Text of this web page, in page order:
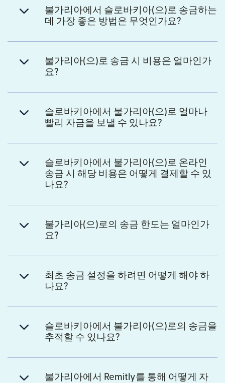
불가리아에서 슬로바키아(으)로 송금하는
데 가장 좋은 방법은 무엇인가요?
불가리아(으)로 송금 시 비용은 얼마인가
요?
슬로바키아에서 불가리아(으)로 얼마나
빨리 자금을 보낼 수 있나요?
슬로바키아에서 불가리아(으)로 온라인
송금 시 해당 비용은 어떻게 결제할 수 있
나요?
불가리아(으)로의 송금 한도는 얼마인가
요?
최초 송금 설정을 하려면 어떻게 해야 하
나요?
슬로바키아에서 불가리아(으)로의 송금을
추적할 수 있나요?
불가리아에서 Remitly를 통해 어떻게 자